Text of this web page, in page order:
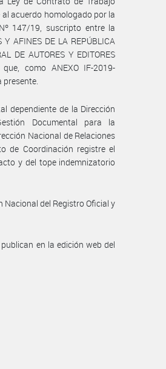
acuerdo homologado por la
147/19, suscripto entre la
Y AFINES DE LA REPÚBLICA
DE AUTORES Y EDITORES
como ANEXO IF-2019-
presente.
dependiente de la Dirección
Documental para la
Nacional de Relaciones
de Coordinación registre el
y del tope indemnizatorio
Nacional del Registro Oficial y
en la edición web del